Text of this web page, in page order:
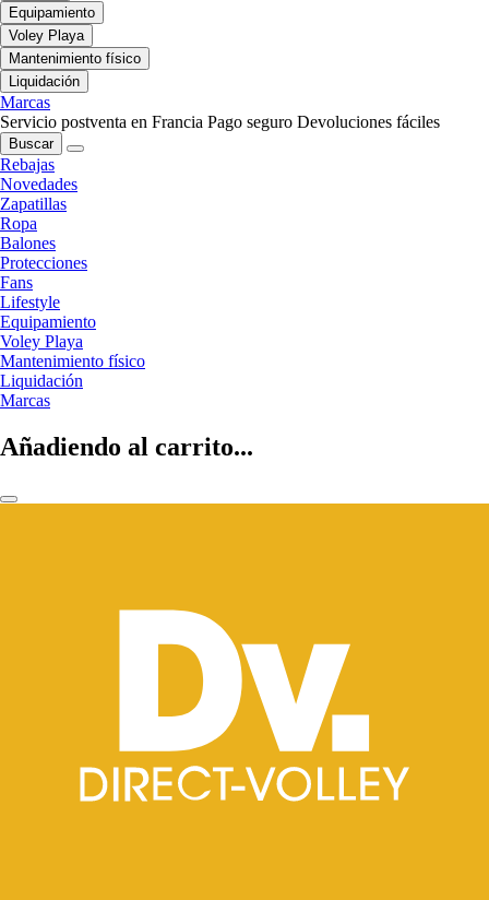
Equipamiento
Voley Playa
Mantenimiento físico
Liquidación
Marcas
Servicio postventa en Francia Pago seguro Devoluciones fáciles
Buscar
Rebajas
Novedades
Zapatillas
Ropa
Balones
Protecciones
Fans
Lifestyle
Equipamiento
Voley Playa
Mantenimiento físico
Liquidación
Marcas
Añadiendo al carrito...